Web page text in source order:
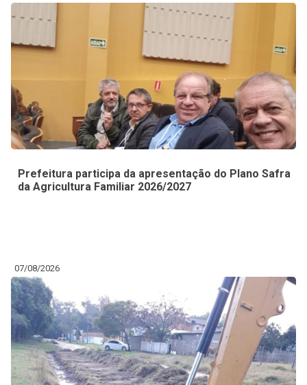
Prefeitura participa da apresentação do Plano Safra
da Agricultura Familiar 2026/2027
07/08/2026